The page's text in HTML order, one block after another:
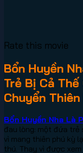
Rate this movie
Bổn Huyền
Trẻ Bị Cả Thế
Chuyển
Bổn Huyền Nha Là
đau lòng: một đứa trẻ
vì mang thiên phú kỳ
thú. Thay vì được